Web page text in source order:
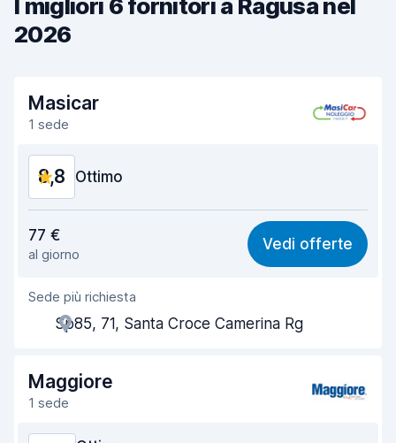
I migliori 6 fornitori a Ragusa nel
2026
Masicar
1 sede
8,8 Ottimo
9,1
Facile da trovare 8,2
Gentilezza degli agenti
Rapidità del ritiro
Rapidità della riconsegna
77 €
al giorno
Vedi offerte
Sede più richiesta
Sp85, 71, Santa Croce Camerina Rg
Maggiore
1 sede